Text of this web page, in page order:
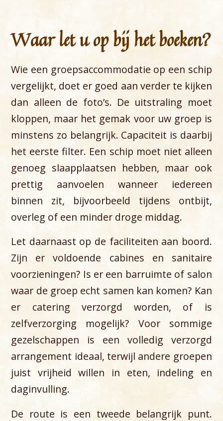
Waar let u op bij het boeken?
Wie een groepsaccommodatie op een schip
vergelijkt, doet er goed aan verder te kijken
dan alleen de foto’s. De uitstraling moet
kloppen, maar het gemak voor uw groep is
minstens zo belangrijk. Capaciteit is daarbij
het eerste filter. Een schip moet niet alleen
genoeg slaapplaatsen hebben, maar ook
prettig aanvoelen wanneer iedereen
binnen zit, bijvoorbeeld tijdens ontbijt,
overleg of een minder droge middag.
Let daarnaast op de faciliteiten aan boord.
Zijn er voldoende cabines en sanitaire
voorzieningen? Is er een barruimte of salon
waar de groep echt samen kan komen? Kan
er catering verzorgd worden, of is
zelfverzorging mogelijk? Voor sommige
gezelschappen is een volledig verzorgd
arrangement ideaal, terwijl andere groepen
juist vrijheid willen in eten, indeling en
daginvulling.
De route is een tweede belangrijk punt.